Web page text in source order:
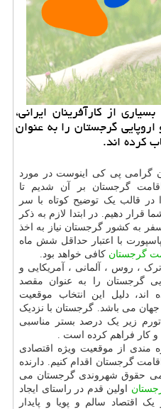
از كارآفرینان ایرانی،
گرجستان را به عنوان
كرده اند.
گرامی پی کی اینوست در مورد
گرجستان بر آن شدیم تا
در قالب یک توضیح کوتاه با سر
دهیم. در ابتدا لازم به ذکر
به کشور گرجستان نیاز به اخذ
با اعتبار حداقل شش ماه
گرجستان کافی خواهد بود.
، روس ، آلمانی ، آمریکایی و
گرجستان را به عنوان مقصد
اند، دلیل این انتخاب موقعیت
می باشد. گرجستان با نزدیک
زیر یک درصد بستر مناسبی
کار فراهم کرده است .
از موقعیت ویژه اقتصادی
گرجستان اقدام کنیم. دارنده
حقوق شهروندی گرجستان می
اولین قدم در راستای ایجاد
سالم و پویا و پایدار